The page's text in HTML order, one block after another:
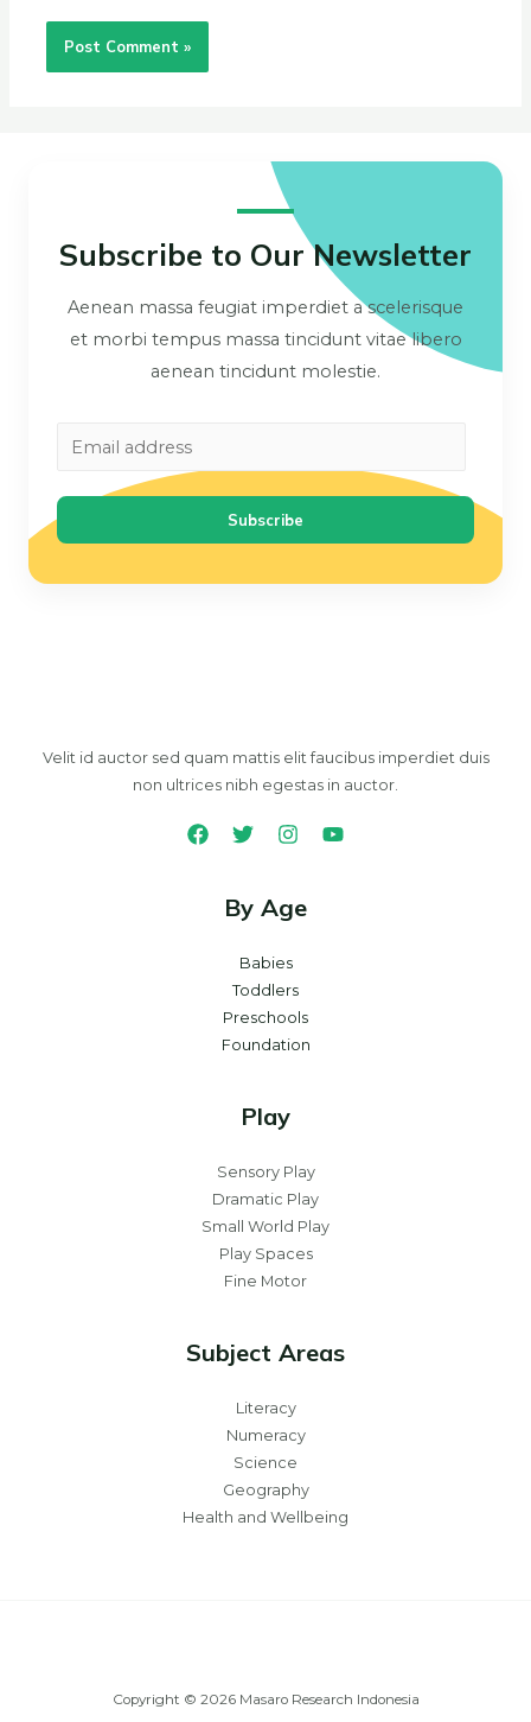
Subscribe to Our Newsletter
Aenean massa feugiat imperdiet a scelerisque
et morbi tempus massa tincidunt vitae libero
aenean tincidunt molestie.
Subscribe
Velit id auctor sed quam mattis elit faucibus imperdiet duis
non ultrices nibh egestas in auctor.
By Age
Babies
Toddlers
Preschools
Foundation
Play
Sensory Play
Dramatic Play
Small World Play
Play Spaces
Fine Motor
Subject Areas
Literacy
Numeracy
Science
Geography
Health and Wellbeing
Copyright © 2026 Masaro Research Indonesia